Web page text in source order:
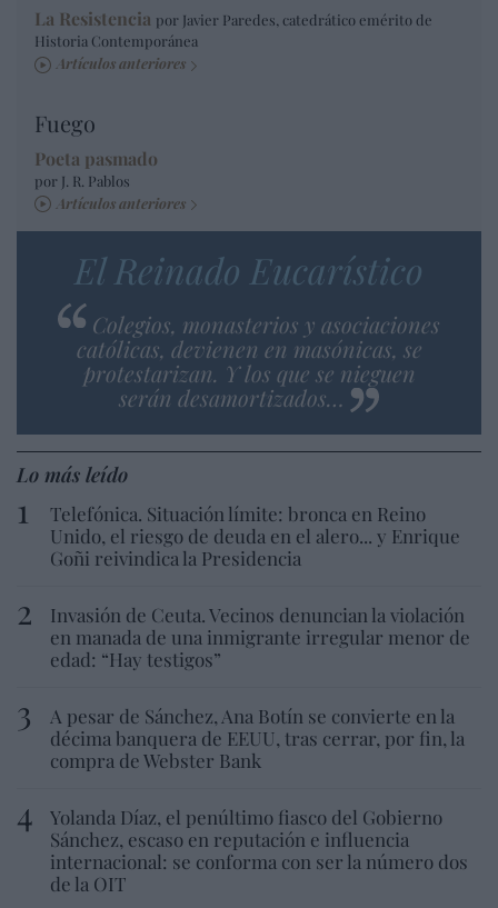
La Resistencia por Javier Paredes, catedrático emérito de
Historia Contemporánea
Artículos anteriores
Fuego
Poeta pasmado
por J. R. Pablos
Artículos anteriores
El Reinado Eucarístico
Colegios, monasterios y asociaciones
católicas, devienen en masónicas, se
protestarizan. Y los que se nieguen
serán desamortizados…
Lo más leído
Telefónica. Situación límite: bronca en Reino
Unido, el riesgo de deuda en el alero... y Enrique
Goñi reivindica la Presidencia
Invasión de Ceuta. Vecinos denuncian la violación
en manada de una inmigrante irregular menor de
edad: “Hay testigos”
A pesar de Sánchez, Ana Botín se convierte en la
décima banquera de EEUU, tras cerrar, por fin, la
compra de Webster Bank
Yolanda Díaz, el penúltimo fiasco del Gobierno
Sánchez, escaso en reputación e influencia
internacional: se conforma con ser la número dos
de la OIT